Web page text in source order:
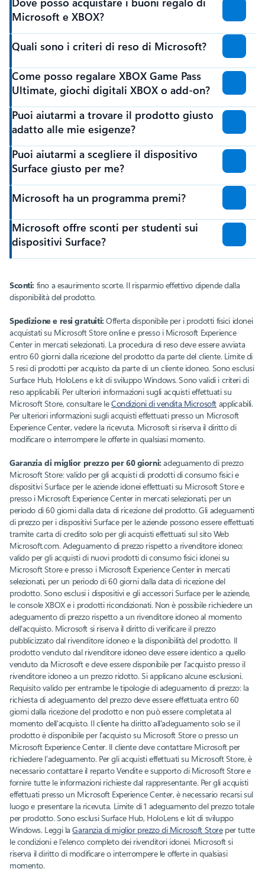
Microsoft e XBOX?
Quali sono i criteri di reso di Microsoft?
Come posso regalare XBOX Game Pass
Ultimate, giochi digitali XBOX o add-on?
Puoi aiutarmi a trovare il prodotto giusto
adatto alle mie esigenze?
Puoi aiutarmi a scegliere il dispositivo
Surface giusto per me?
Microsoft ha un programma premi?
Microsoft offre sconti per studenti sui
dispositivi Surface?
Sconti: fino a esaurimento scorte. Il risparmio effettivo dipende dalla
disponibilità del prodotto.
Spedizione e resi gratuiti: Offerta disponibile per i prodotti fisici idonei
acquistati su Microsoft Store online e presso i Microsoft Experience
Center in mercati selezionati. La procedura di reso deve essere avviata
entro 60 giorni dalla ricezione del prodotto da parte del cliente. Limite di
5 resi di prodotti per acquisto da parte di un cliente idoneo. Sono esclusi
Surface Hub, HoloLens e kit di sviluppo Windows. Sono validi i criteri di
reso applicabili. Per ulteriori informazioni sugli acquisti effettuati su
Microsoft Store, consultare leCondizioni di vendita Microsoftapplicabili.
Per ulteriori informazioni sugli acquisti effettuati presso un Microsoft
Experience Center, vedere la ricevuta. Microsoft si riserva il diritto di
modificare o interrompere le offerte in qualsiasi momento.
Garanzia di miglior prezzo per 60 giorni: adeguamento di prezzo
Microsoft Store: valido per gli acquisti di prodotti di consumo fisici e
dispositivi Surface per le aziende idonei effettuati su Microsoft Store e
presso i Microsoft Experience Center in mercati selezionati, per un
periodo di 60 giorni dalla data di ricezione del prodotto. Gli adeguamenti
di prezzo per i dispositivi Surface per le aziende possono essere effettuati
tramite carta di credito solo per gli acquisti effettuati sul sito Web
Microsoft.com. Adeguamento di prezzo rispetto a rivenditore idoneo:
valido per gli acquisti di nuovi prodotti di consumo fisici idonei su
Microsoft Store e presso i Microsoft Experience Center in mercati
selezionati, per un periodo di 60 giorni dalla data di ricezione del
prodotto. Sono esclusi i dispositivi e gli accessori Surface per le aziende,
le console XBOX e i prodotti ricondizionati. Non è possibile richiedere un
adeguamento di prezzo rispetto a un rivenditore idoneo al momento
dell'acquisto. Microsoft si riserva il diritto di verificare il prezzo
pubblicizzato dal rivenditore idoneo e la disponibilità del prodotto. Il
prodotto venduto dal rivenditore idoneo deve essere identico a quello
venduto da Microsoft e deve essere disponibile per l'acquisto presso il
rivenditore idoneo a un prezzo ridotto. Si applicano alcune esclusioni.
Requisito valido per entrambe le tipologie di adeguamento di prezzo: la
richiesta di adeguamento del prezzo deve essere effettuata entro 60
giorni dalla ricezione del prodotto e non può essere completata al
momento dell'acquisto. Il cliente ha diritto all'adeguamento solo se il
prodotto è disponibile per l'acquisto su Microsoft Store o presso un
Microsoft Experience Center. Il cliente deve contattare Microsoft per
richiedere l'adeguamento. Per gli acquisti effettuati su Microsoft Store, è
necessario contattare il reparto Vendite e supporto di Microsoft Store e
fornire tutte le informazioni richieste dal rappresentante. Per gli acquisti
effettuati presso un Microsoft Experience Center, è necessario recarsi sul
luogo e presentare la ricevuta. Limite di 1 adeguamento del prezzo totale
per prodotto. Sono esclusi Surface Hub, HoloLens e kit di sviluppo
Windows. Leggi laGaranzia di miglior prezzo di Microsoft Storeper tutte
le condizioni e l'elenco completo dei rivenditori idonei. Microsoft si
riserva il diritto di modificare o interrompere le offerte in qualsiasi
momento.